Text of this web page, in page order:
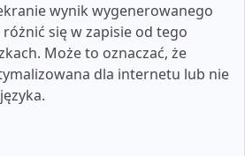
wynik wygenerowanego
się w zapisie od tego
Może to oznaczać, że
dla internetu lub nie